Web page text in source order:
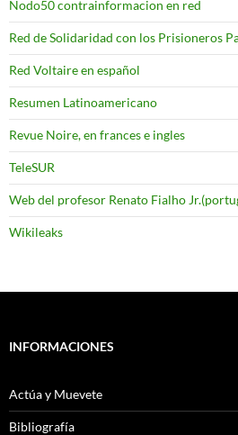
Nodo50 contrainformacion en red
Red de Solidaridad con los Prisioneros
Red Voltaire en español
Resumen Latinoamericano
Revue Noire, en frances e ingles
TeleSUR
Web del profesor Renato Fialho
Wikileaks
INFORMACIONES
Actúa y Muevete
Bibliografía